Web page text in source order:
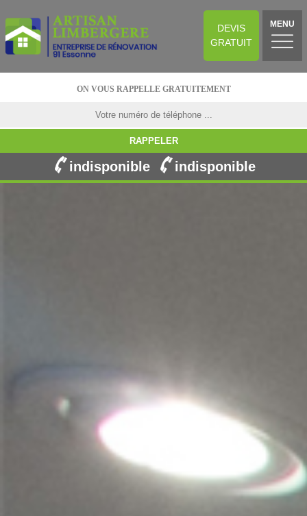
DEVIS
GRATUIT
MENU
ON VOUS RAPPELLE GRATUITEMENT
indisponible indisponible